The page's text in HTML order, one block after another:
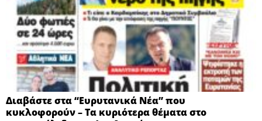
Διαβάστε στα “Ευρυτανικά Νέα” που
κυκλοφορούν – Τα κυριότερα θέματα στο